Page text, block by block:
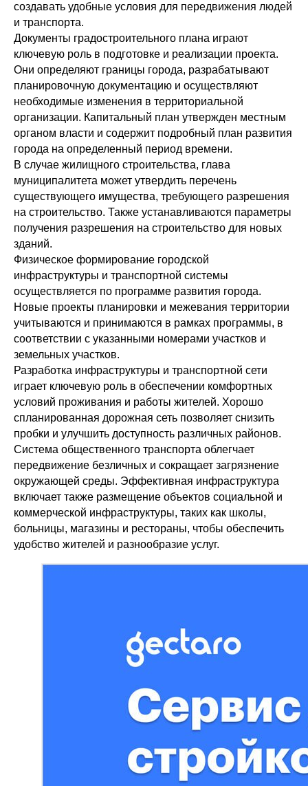
создавать удобные условия для передвижения людей
и транспорта.
Документы градостроительного плана играют
ключевую роль в подготовке и реализации проекта.
Они определяют границы города, разрабатывают
планировочную документацию и осуществляют
необходимые изменения в территориальной
организации. Капитальный план утвержден местным
органом власти и содержит подробный план развития
города на определенный период времени.
В случае жилищного строительства, глава
муниципалитета может утвердить перечень
существующего имущества, требующего разрешения
на строительство. Также устанавливаются параметры
получения разрешения на строительство для новых
зданий.
Физическое формирование городской
инфраструктуры и транспортной системы
осуществляется по программе развития города.
Новые проекты планировки и межевания территории
учитываются и принимаются в рамках программы, в
соответствии с указанными номерами участков и
земельных участков.
Разработка инфраструктуры и транспортной сети
играет ключевую роль в обеспечении комфортных
условий проживания и работы жителей. Хорошо
спланированная дорожная сеть позволяет снизить
пробки и улучшить доступность различных районов.
Система общественного транспорта облегчает
передвижение безличных и сокращает загрязнение
окружающей среды. Эффективная инфраструктура
включает также размещение объектов социальной и
коммерческой инфраструктуры, таких как школы,
больницы, магазины и рестораны, чтобы обеспечить
удобство жителей и разнообразие услуг.